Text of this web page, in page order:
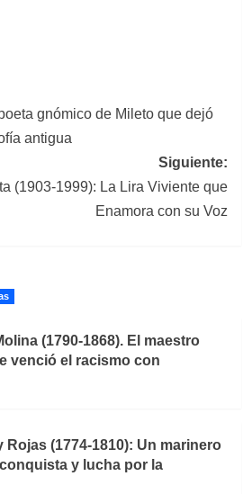
gnómico de Mileto que dejó
antigua
Siguiente:
(1903-1999): La Lira Viviente que
Enamora con su Voz
(1790-1868). El maestro
venció el racismo con
(1774-1810): Un marinero
y lucha por la